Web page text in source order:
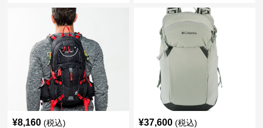
¥8,160 (税込) ¥37,600 (税込)